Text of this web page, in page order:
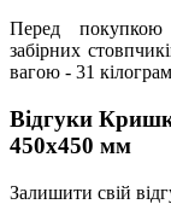
Перед покупкою
забірних
вагою - 31
Відгуки
450х450 мм
Залишити свій